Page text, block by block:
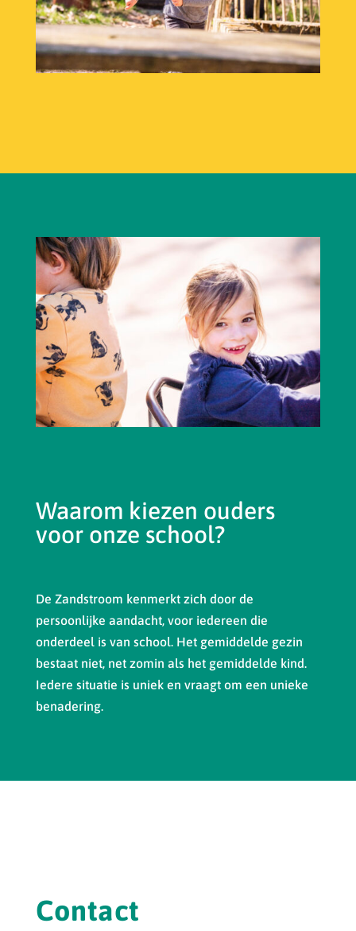
Waarom kiezen ouders
voor onze school?
De Zandstroom kenmerkt zich door de
persoonlijke aandacht, voor iedereen die
onderdeel is van school. Het gemiddelde gezin
bestaat niet, net zomin als het gemiddelde kind.
Iedere situatie is uniek en vraagt om een unieke
benadering.
Contact